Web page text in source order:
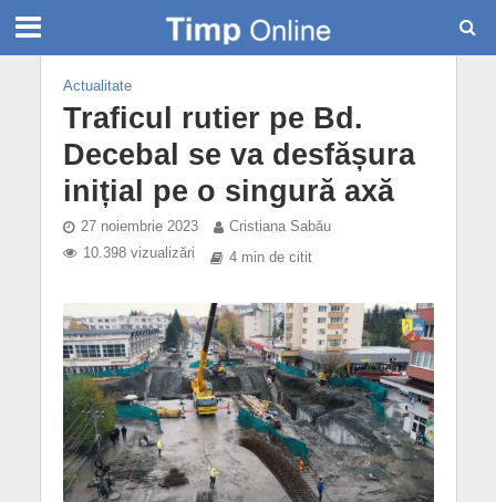
Actualitate
Traficul rutier pe Bd.
Decebal se va desfășura
inițial pe o singură axă
27 noiembrie 2023
Cristiana Sabău
10.398 vizualizări
4 min de citit